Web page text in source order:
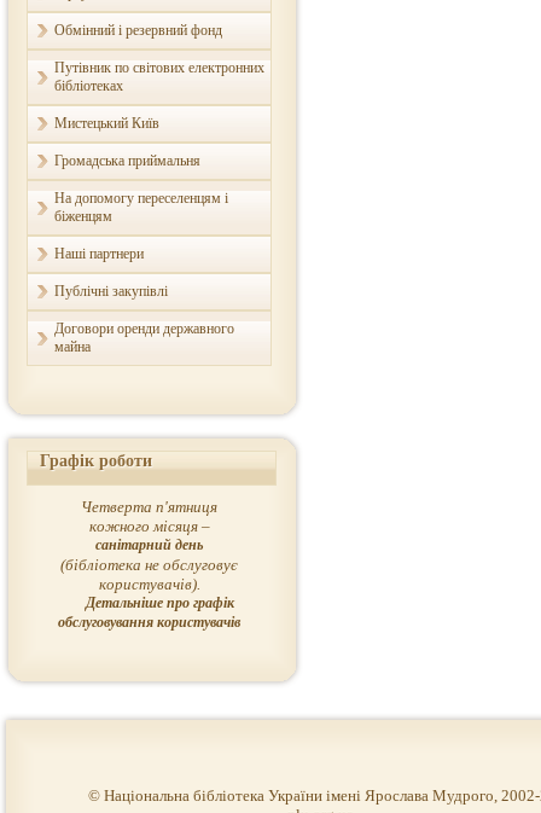
Обмінний і резервний фонд
Путівник по світових електронних
бібліотеках
Мистецький Київ
Громадська приймальня
На допомогу переселенцям і
біженцям
Наші партнери
Публічні закупівлі
Договори оренди державного
майна
Графік роботи
Четверта п'ятниця
кожного місяця –
санітарний день
(бібліотека не обслуговує
користувачів).
Детальніше про графік
обслуговування користувачів
© Національна бібліотека України імені Ярослава Мудрого,